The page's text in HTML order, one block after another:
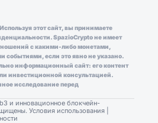
этот сайт, вы принимаете
SpazioCrypto не имеет
с какими-либо монетами,
событиями, если это явно не указано.
информационный сайт: его контент
инвестиционной консультацией.
исследование перед
и инновационное блокчейн-
Условия использования